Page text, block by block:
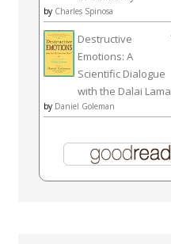
by Charles Spinosa
Destructive
Emotions: A
Scientific Dialogue
with the Dalai Lama
by Daniel Goleman